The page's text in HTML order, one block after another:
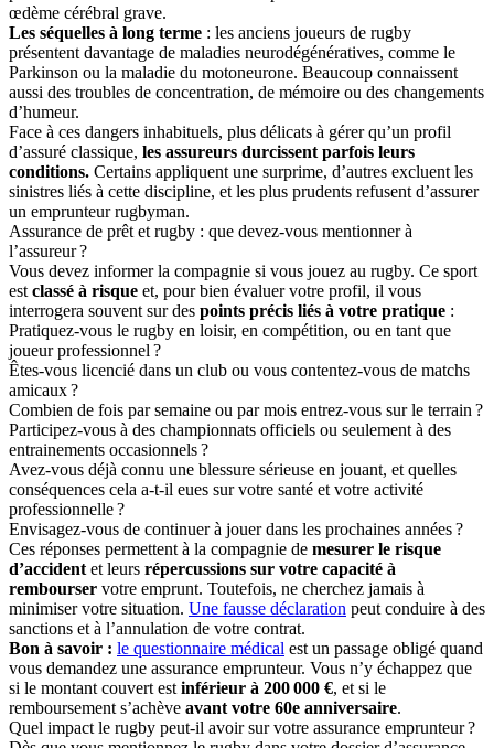
œdème cérébral grave.
Les séquelles à long terme : les anciens joueurs de rugby
présentent davantage de maladies neurodégénératives, comme le
Parkinson ou la maladie du motoneurone. Beaucoup connaissent
aussi des troubles de concentration, de mémoire ou des changements
d’humeur.
Face à ces dangers inhabituels, plus délicats à gérer qu’un profil
d’assuré classique, les assureurs durcissent parfois leurs
conditions. Certains appliquent une surprime, d’autres excluent les
sinistres liés à cette discipline, et les plus prudents refusent d’assurer
un emprunteur rugbyman.
Assurance de prêt et rugby : que devez-vous mentionner à
l’assureur ?
Vous devez informer la compagnie si vous jouez au rugby. Ce sport
est classé à risque et, pour bien évaluer votre profil, il vous
interrogera souvent sur des points précis liés à votre pratique :
Pratiquez-vous le rugby en loisir, en compétition, ou en tant que
joueur professionnel ?
Êtes-vous licencié dans un club ou vous contentez-vous de matchs
amicaux ?
Combien de fois par semaine ou par mois entrez-vous sur le terrain ?
Participez-vous à des championnats officiels ou seulement à des
entrainements occasionnels ?
Avez-vous déjà connu une blessure sérieuse en jouant, et quelles
conséquences cela a-t-il eues sur votre santé et votre activité
professionnelle ?
Envisagez-vous de continuer à jouer dans les prochaines années ?
Ces réponses permettent à la compagnie de mesurer le risque
d’accident et leurs répercussions sur votre capacité à
rembourser votre emprunt. Toutefois, ne cherchez jamais à
minimiser votre situation. Une fausse déclaration peut conduire à des
sanctions et à l’annulation de votre contrat.
Bon à savoir : le questionnaire médical est un passage obligé quand
vous demandez une assurance emprunteur. Vous n’y échappez que
si le montant couvert est inférieur à 200 000 €, et si le
remboursement s’achève avant votre 60e anniversaire.
Quel impact le rugby peut-il avoir sur votre assurance emprunteur ?